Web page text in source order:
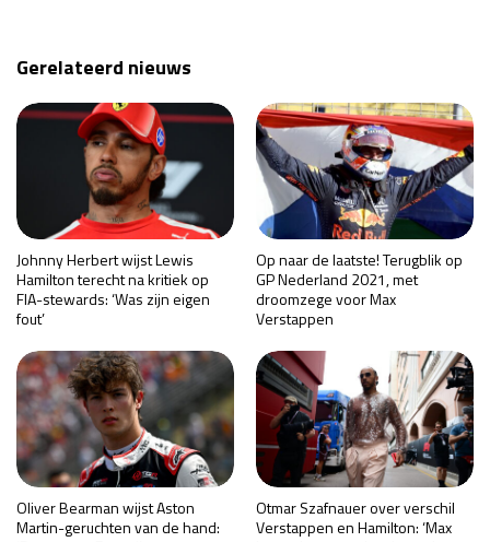
Gerelateerd nieuws
Johnny Herbert wijst Lewis
Hamilton terecht na kritiek op
FIA-stewards: ‘Was zijn eigen
fout’
Op naar de laatste! Terugblik op
GP Nederland 2021, met
droomzege voor Max
Verstappen
Oliver Bearman wijst Aston
Martin-geruchten van de hand:
Otmar Szafnauer over verschil
Verstappen en Hamilton: ‘Max